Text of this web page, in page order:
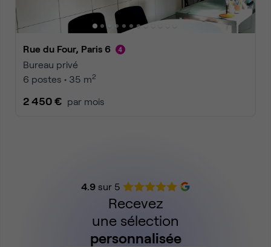
Rue du Four, Paris 6
Bureau privé
6 postes • 35 m2
2 450 € par mois
4.9sur 5
Recevez
une sélection
personnalisée